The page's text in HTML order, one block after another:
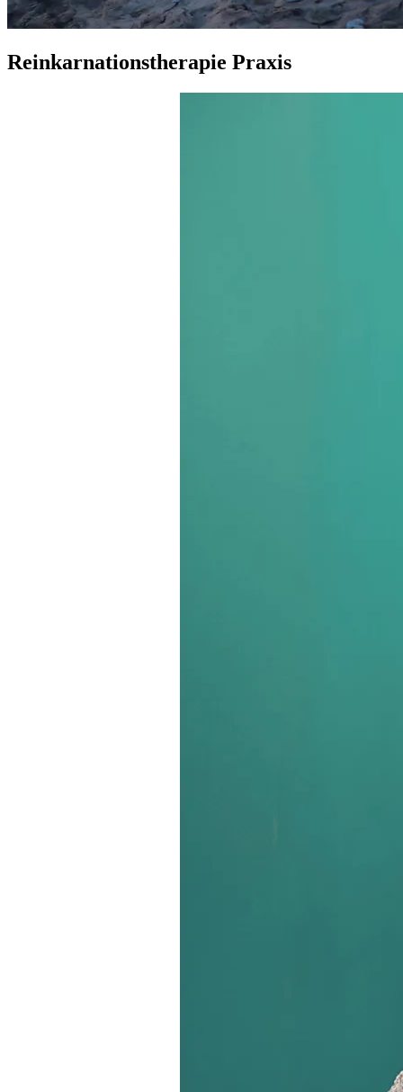
Reinkarnationstherapie Praxis